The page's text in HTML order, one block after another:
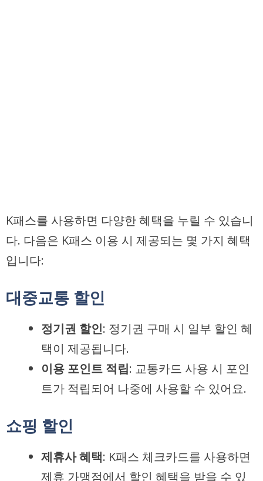
K패스를 사용하면 다양한 혜택을 누릴 수 있습니
다. 다음은 K패스 이용 시 제공되는 몇 가지 혜택
입니다:
대중교통 할인
정기권 할인: 정기권 구매 시 일부 할인 혜
택이 제공됩니다.
이용 포인트 적립: 교통카드 사용 시 포인
트가 적립되어 나중에 사용할 수 있어요.
쇼핑 할인
제휴사 혜택: K패스 체크카드를 사용하면
제휴 가맹점에서 할인 혜택을 받을 수 있